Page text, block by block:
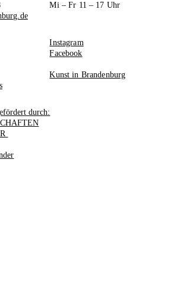
Mi – Fr 11 – 17 Uhr
Instagram
Facebook
Kunst in Brandenburg
durch: